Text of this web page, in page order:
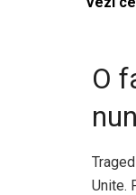
O
Unite.